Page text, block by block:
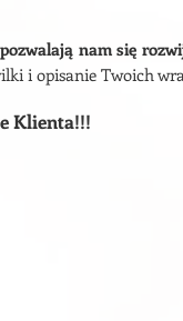
pozwalają nam się
i opisanie Twoich
Klienta!!!